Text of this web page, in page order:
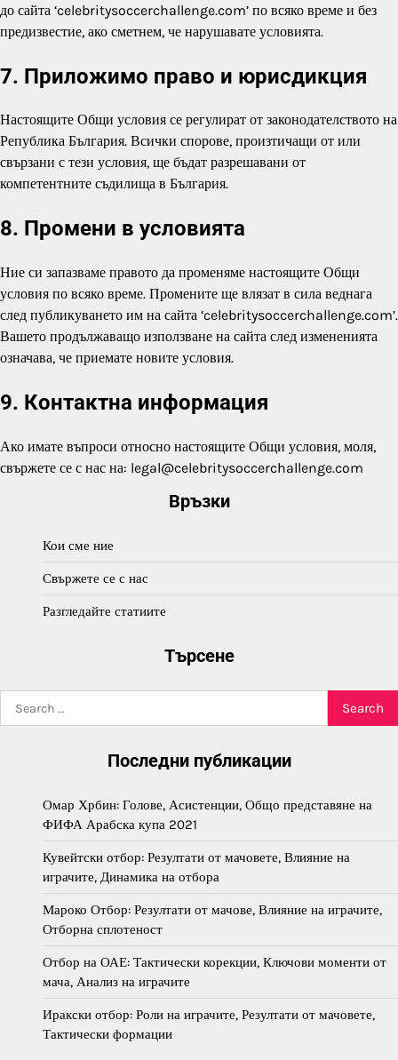
до сайта ‘celebritysoccerchallenge.com’ по всяко време и без
предизвестие, ако сметнем, че нарушавате условията.
7. Приложимо право и юрисдикция
Настоящите Общи условия се регулират от законодателството на
Република България. Всички спорове, произтичащи от или
свързани с тези условия, ще бъдат разрешавани от
компетентните съдилища в България.
8. Промени в условията
Ние си запазваме правото да променяме настоящите Общи
условия по всяко време. Промените ще влязат в сила веднага
след публикуването им на сайта ‘celebritysoccerchallenge.com’.
Вашето продължаващо използване на сайта след измененията
означава, че приемате новите условия.
9. Контактна информация
Ако имате въпроси относно настоящите Общи условия, моля,
свържете се с нас на: legal@celebritysoccerchallenge.com
Връзки
Кои сме ние
Свържете се с нас
Разгледайте статиите
Търсене
for:
Последни публикации
Омар Хрбин: Голове, Асистенции, Общо представяне на
ФИФА Арабска купа 2021
Кувейтски отбор: Резултати от мачовете, Влияние на
играчите, Динамика на отбора
Мароко Отбор: Резултати от мачове, Влияние на играчите,
Отборна сплотеност
Отбор на ОАЕ: Тактически корекции, Ключови моменти от
мача, Анализ на играчите
Иракски отбор: Роли на играчите, Резултати от мачовете,
Тактически формации